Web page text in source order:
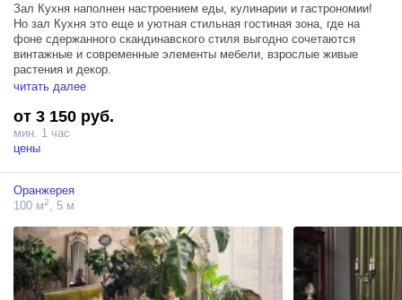
Зал Кухня наполнен настроением еды, кулинарии и гастрономии!
Но зал Кухня это еще и уютная стильная гостиная зона, где на
фоне сдержанного скандинавского стиля выгодно сочетаются
винтажные и современные элементы мебели, взрослые живые
растения и декор.
только полностью функциональной кухней: духовой шкаф,
холодильник и две индукционные варочные панели, но и блэкаут
шторами, гримерным столом, тремя источниками Profoto D1 500 и
читать далее
от 3 150 руб.
мин. 1 час
цены
Оранжерея
100 м2 , 5 м